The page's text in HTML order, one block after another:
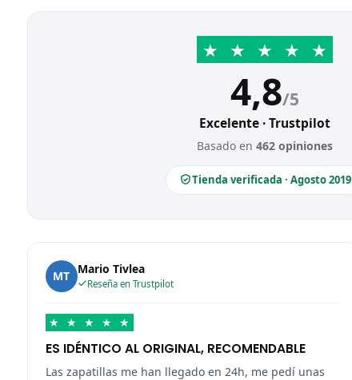
★ ★ ★ ★ ★
4,8/5
Excelente · Trustpilot
Basado en462 opiniones
Tienda verificada · Agosto 2019
MT Mario Tivlea
Reseña en Trustpilot
★ ★ ★ ★ ★
ES IDÉNTICO AL ORIGINAL, RECOMENDABLE
Las zapatillas me han llegado en 24h, me pedí unas